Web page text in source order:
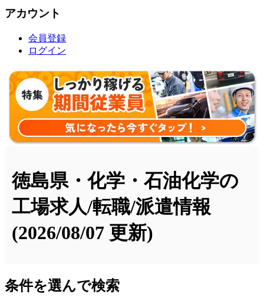
アカウント
会員登録
ログイン
徳島県・化学・石油化学の
工場求人/転職/派遣情報
(2026/08/07 更新)
条件を選んで検索